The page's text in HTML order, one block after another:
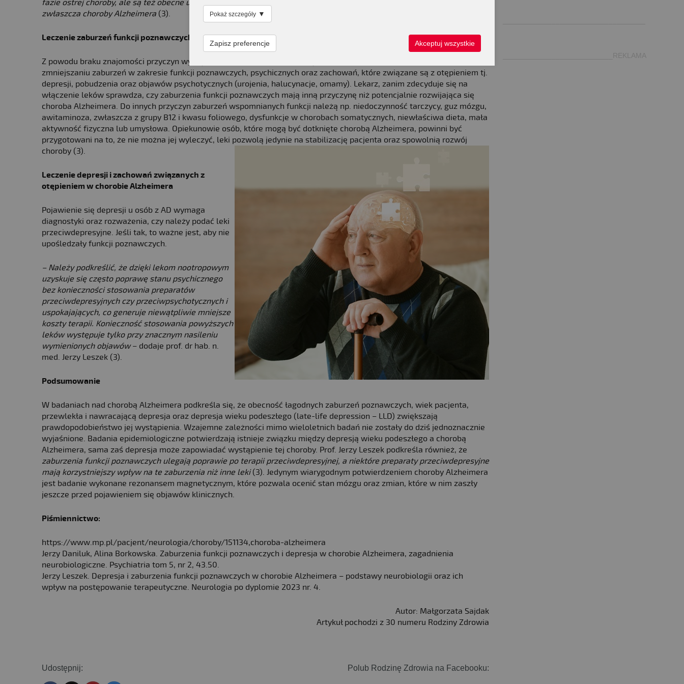
fazie ostrej choroby, ale są też obecne u 44% chorych w fazie remisji, niezależnie od istnienia podłoża organicznego,
zwłaszcza choroby Alzheimera (3).
Leczenie zaburzeń funkcji poznawczych w chorobie Alzheimera
Z powodu braku znajomości przyczyn występowania AD leczenie ma wyłącznie charakter objawowy. Polega na
zmniejszaniu zaburzeń w zakresie funkcji poznawczych, psychicznych oraz zachowań, które związane są z otępieniem tj.
depresji, pobudzenia oraz objawów psychotycznych (urojenia, halucynacje, omamy). Lekarz, zanim zdecyduje się na
włączenie leków sprawdza, czy zaburzenia funkcji poznawczych mają inną przyczynę niż potencjalnie rozwijająca się
choroba Alzheimera. Do innych przyczyn zaburzeń wspomnianych funkcji należą np. niedoczynność tarczycy, guz mózgu,
awitaminoza, zwłaszcza z grupy B12 i kwasu foliowego, dysfunkcje w chorobach somatycznych, niewłaściwa dieta, mała
aktywność fizyczna lub umysłowa. Opiekunowie osób, które mogą być dotknięte chorobą Alzheimera, powinni być
przygotowani na to, że nie można jej wyleczyć, leki pozwolą jedynie na stabilizację pacjenta oraz spowolnią rozwój
choroby (3).
Leczenie depresji i zachowań związanych z
otępieniem w chorobie Alzheimera
Pojawienie się depresji u osób z AD wymaga
diagnostyki oraz rozważenia, czy należy podać leki
przeciwdepresyjne. Jeśli tak, to ważne jest, aby nie
upośledzały funkcji poznawczych.
– Należy podkreślić, że dzięki lekom nootropowym
uzyskuje się często poprawę stanu psychicznego
bez konieczności stosowania preparatów
przeciwdepresyjnych czy przeciwpsychotycznych i
uspokajających, co generuje niewątpliwie mniejsze
koszty terapii. Konieczność stosowania powyższych
leków występuje tylko przy znacznym nasileniu
wymienionych objawów– dodaje prof. dr hab. n.
med. Jerzy Leszek (3).
Podsumowanie
W badaniach nad chorobą Alzheimera podkreśla się, że obecność łagodnych zaburzeń poznawczych, wiek pacjenta,
przewlekła i nawracającą depresja oraz depresja wieku podeszłego (late-life depression – LLD) zwiększają
prawdopodobieństwo jej wystąpienia. Wzajemne zależności mimo wieloletnich badań nie zostały do dziś jednoznacznie
wyjaśnione. Badania epidemiologiczne potwierdzają istnieje związku między depresją wieku podeszłego a chorobą
Alzheimera, sama zaś depresja może zapowiadać wystąpienie tej choroby. Prof. Jerzy Leszek podkreśla również, że
zaburzenia funkcji poznawczych ulegają poprawie po terapii przeciwdepresyjnej, a niektóre preparaty przeciwdepresyjne
mają korzystniejszy wpływ na te zaburzenia niż inne leki(3). Jedynym wiarygodnym potwierdzeniem choroby Alzheimera
jest badanie wykonane rezonansem magnetycznym, które pozwala ocenić stan mózgu oraz zmian, które w nim zaszły
jeszcze przed pojawieniem się objawów klinicznych.
Piśmiennictwo:
https://www.mp.pl/pacjent/neurologia/choroby/151134,choroba-alzheimera
Jerzy Daniluk, Alina Borkowska. Zaburzenia funkcji poznawczych i depresja w chorobie Alzheimera, zagadnienia
neurobiologiczne. Psychiatria tom 5, nr 2, 43.50.
Jerzy Leszek. Depresja i zaburzenia funkcji poznawczych w chorobie Alzheimera – podstawy neurobiologii oraz ich
wpływ na postępowanie terapeutyczne. Neurologia po dyplomie 2023 nr. 4.
Autor: Małgorzata Sajdak
Artykuł pochodzi z 30 numeru Rodziny Zdrowia
Udostępnij: Polub Rodzinę Zdrowia na Facebooku:
___________________________REKLAMA
Pokaż szczegóły ▼
Zapisz preferencje Akceptuj wszystkie